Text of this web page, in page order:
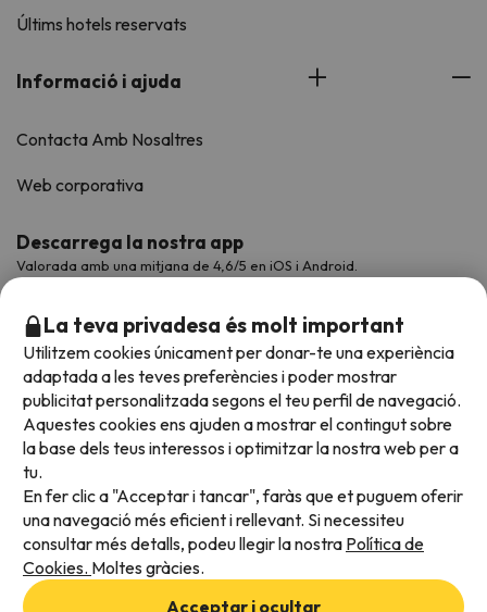
Últims hotels reservats
Informació i ajuda
Contacta Amb Nosaltres
Web corporativa
Descarrega la nostra app
Valorada amb una mitjana de 4,6/5 en iOS i Android.
Acceptem
Condicions generals
La teva privadesa és molt important
Utilitzem cookies únicament per donar-te una experiència
adaptada a les teves preferències i poder mostrar
publicitat personalitzada segons el teu perfil de navegació.
Aquestes cookies ens ajuden a mostrar el contingut sobre
la base dels teus interessos i optimitzar la nostra web per a
tu.
En fer clic a "Acceptar i tancar", faràs que et puguem oferir
una navegació més eficient i rellevant. Si necessiteu
consultar més detalls, podeu llegir la nostra Política de
Cookies. Moltes gràcies.
Acceptar i ocultar